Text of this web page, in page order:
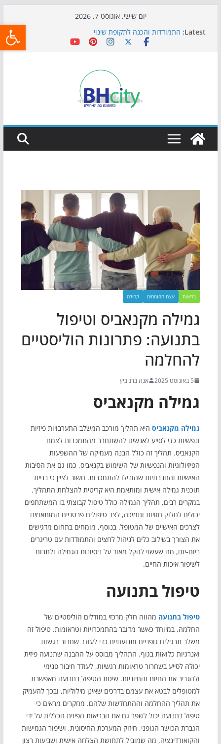
יום שישי, אוגוסט 7, 2026
Latest: התמודדות והכנה לתקופת שינוי
אי ההרפתקאות ממשיך לכבוש את הגינות: מאות משפחות
כדורגל באווירה מיוחדת: הקרנת גמר המונדיאל בטרמינל
הקיץ של בני הנוער בבת־ים: חוף הריביירה הופך למרחב
בטוח בשעות הערב
בריאות עצת המומחים קהילה
גמילה מקנאביס וטיפול
בתנועה: פתרונות הוליסטיים
להחלמה
5 באוגוסט 2025 אנה ברנוביץ
גמילה מקנאביס
גמילה מקנאביסהיא תהליך מורכב המשלב התערבויות פיזיות
ונפשיות כדי לסייע לאנשים להשתחרר מהתמכרות לצמח
הקנאביס. תהליך זה כולל הבנה מעמיקה של ההשפעות
הפיזיולוגיות והנפשיות של השימוש בקנאביס, כמו גם את הסיבות
האישיות והחברתיות שהובילו להתמכרות. חשוב לציין כי בניית
תוכנית גמילה אישית ומותאמת היא קריטית להצלחת התהליך.
במקרים רבים, תהליך הגמילה כולל טיפול קבוצתי בו המשתתפים
יכולים לחלוק חוויות ותמיכה, לצד טיפולים פרטניים המותאמים
לצרכים האישיים של המטופל. בנוסף, מומחים בתחום מדגישים
את הצורך בשילוב כלים לניהול לחצים והתמודדות עם טריגרים
ביום-יום, מה שעשוי להקל מאוד על ניסיונות הגמילה ולתרום
לשיפור איכות החיים.
טיפול בתנועה
טיפול בתנועה מהווה חלק מרכזי במודלים הוליסטיים של
החלמה, במיוחד כאשר מדובר בהתמכרויות וטראומות. טיפול זה
משלב תרגילים גופניים ותנועתיים כדי לעודד שחרור רגשות
ואנרגיות כלואות בגוף. התהליך מבוסס על ההבנה שתנועה פיזית
יכולה לסייע בשחרור טראומות רגשיות, לעודד חיבור פנימי
ולהגביר את החיות והחיוניות. שיטת הטיפול בתנועה מאפשרת
למטופלים לבטא את עצמם בדרכים שאינן מילוליות, ובכך להעמיק
את תהליך ההחלמה וההתחדשות שלהם. מחקרים מראים כי
טיפול בתנועה יכול לשפר גם את הבריאות הפיזית הכללית על ידי
הגברת הכושר הגופני, חיזוק המערכת החיסונית, ושיפור הגמישות
והקואורדינציה, מה שמוביל לתחושת הצלחה אישית ושביעות רצון